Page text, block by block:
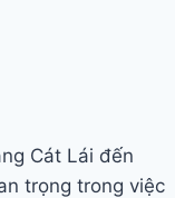
Cát Lái đến
trọng trong việc